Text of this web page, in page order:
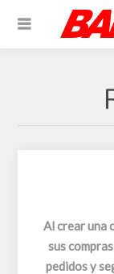
Al crear una
sus
pedidos y